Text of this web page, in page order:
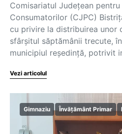
Comisariatul Judeţean
Consumatorilor (CJPC)
cu privire la distribuirea unor
sfârşitul săptămânii trecute,
municipiul reşedinţă, potrivit
Vezi articolul
Gimnaziu Învățământ Primar